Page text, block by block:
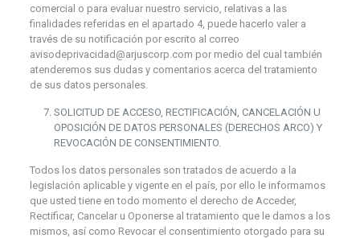
comercial o para evaluar nuestro servicio, relativas a las
finalidades referidas en el apartado 4, puede hacerlo valer a
través de su notificación por escrito al correo
avisodeprivacidad@arjuscorp.com por medio del cual también
atenderemos sus dudas y comentarios acerca del tratamiento
de sus datos personales.
SOLICITUD DE ACCESO, RECTIFICACIÓN, CANCELACIÓN U
OPOSICIÓN DE DATOS PERSONALES (DERECHOS ARCO) Y
REVOCACIÓN DE CONSENTIMIENTO.
Todos los datos personales son tratados de acuerdo a la
legislación aplicable y vigente en el país, por ello le informamos
que usted tiene en todo momento el derecho de Acceder,
Rectificar, Cancelar u Oponerse al tratamiento que le damos a los
mismos, así como Revocar el consentimiento otorgado para su